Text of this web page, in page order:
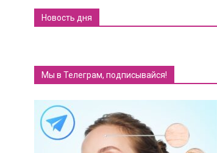
Новость дня
Мы в Телеграм, подписывайся!